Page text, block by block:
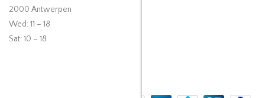
2000 Antwerpen
Wed: 11 – 18
Sat: 10 – 18